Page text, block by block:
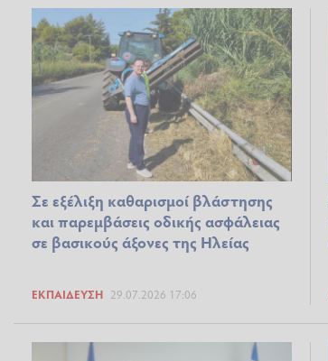
Σε εξέλιξη καθαρισμοί βλάστησης
και παρεμβάσεις οδικής ασφάλειας
σε βασικούς άξονες της Ηλείας
ΕΚΠΑΊΔΕΥΣΗ 29.07.2026 17:06